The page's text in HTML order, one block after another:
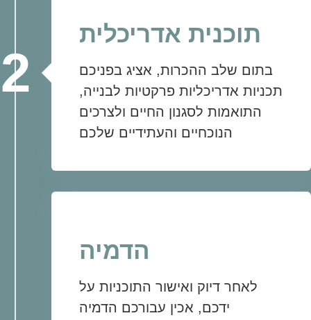
תוכנית אדריכלית
בתום שלב ההכרות, אציג בפניכם
תכניות אדריכליות פרקטיות לבנייה,
התואמות לסגנון החיים ולצרכים
הנוכחיים והעתידיים שלכם
2
הדמיה
לאחר דיוק ואישור התוכניות על
ידכם, אכין עבורכם הדמיה